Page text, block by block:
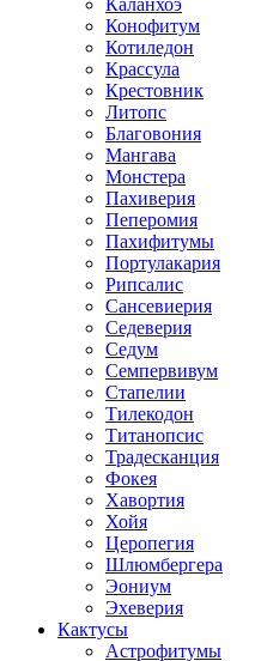
Каланхоэ
Конофитум
Котиледон
Крассула
Крестовник
Литопс
Благовония
Мангава
Монстера
Пахиверия
Пеперомия
Пахифитумы
Портулакария
Рипсалис
Сансевиерия
Седеверия
Седум
Семпервивум
Стапелии
Тилекодон
Титанопсис
Традесканция
Фокея
Хавортия
Хойя
Церопегия
Шлюмбергера
Эониум
Эхеверия
Кактусы
Астрофитумы